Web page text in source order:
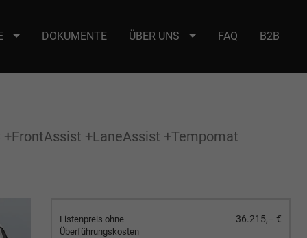
DOKUMENTE ÜBER UNS FAQ B2B
+FrontAssist +LaneAssist +Tempomat
Listenpreis ohne
Überführungskosten
36.215,– €